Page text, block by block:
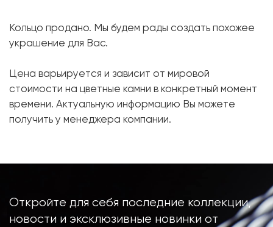
Форма огранки:
Овал
Белое золото, 750 проба
Размер:
Кольцо продано. Мы будем рады создать похожее
украшение для Вас.
Цена варьируется и зависит от мировой
стоимости на цветные камни в конкретный момент
времени. Актуальную информацию Вы можете
получить у менеджера компании.
Откройте для себя последние коллекции,
новости и эксклюзивные новинки от